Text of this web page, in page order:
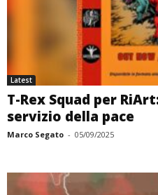
Latest
T-Rex Squad per
servizio della pace
Marco Segato - 05/09/2025